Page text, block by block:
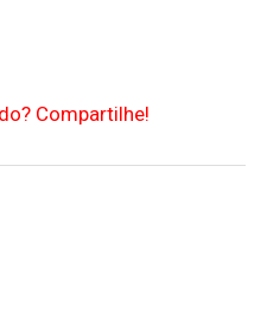
Compartilhe!